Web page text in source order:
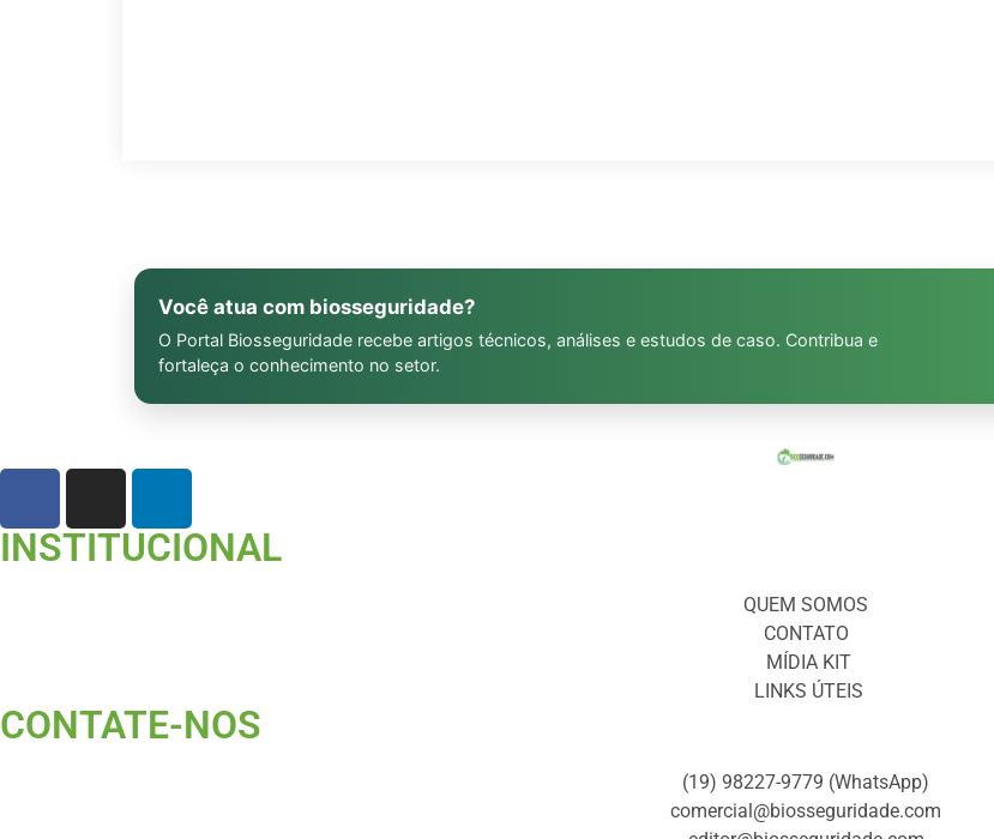
Você atua com biosseguridade?
O Portal Biosseguridade recebe artigos técnicos, análises e estudos de caso. Contribua e
fortaleça o conhecimento no setor.
INSTITUCIONAL
QUEM SOMOS
CONTATO
MÍDIA KIT
LINKS ÚTEIS
CONTATE-NOS ​
(19) 98227-9779 (WhatsApp)
comercial@biosseguridade.com